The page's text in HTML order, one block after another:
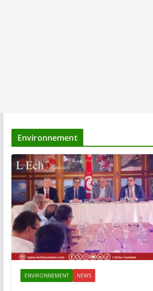
Environnement
ENVIRONNEMENT NEWS